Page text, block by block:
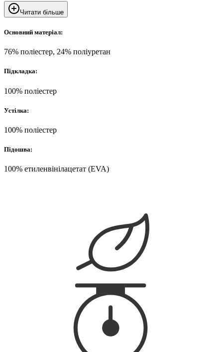
Читати більше
Основний матеріал:
76% поліестер, 24% поліуретан
Підкладка:
100% поліестер
Устілка:
100% поліестер
Підошва:
100% етиленвінілацетат (EVA)